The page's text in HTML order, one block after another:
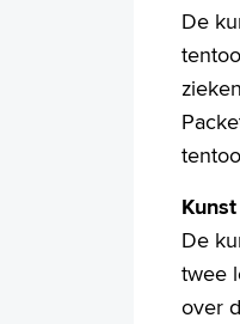
De
De
twee
over